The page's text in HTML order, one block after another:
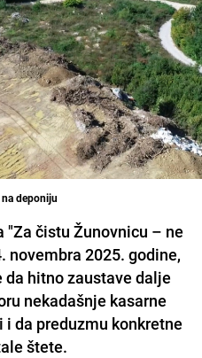
deponiju
"Za čistu Žunovnicu – ne
novembra 2025. godine,
hitno zaustave dalje
nekadašnje kasarne
da preduzmu konkretne
štete.